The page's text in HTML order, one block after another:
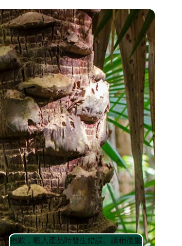
Product
Product
抱歉，載入產品時發生錯誤。請稍後重